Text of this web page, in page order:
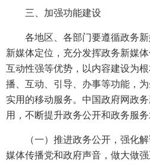
三、加强功能建设
各地区、各部门要遵循政务
新媒体定位，充分发挥政务新媒
互动性强等优势，以内容建设为
播、互动、引导、办事等功能，
实用的移动服务。中国政府网政
用，不断提升政务公开和政务服务
（一）推进政务公开，强化
媒体传播党和政府声音，做大做